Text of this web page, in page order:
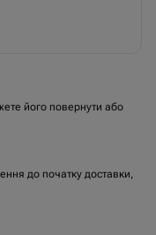
його повернути або
до початку доставки,